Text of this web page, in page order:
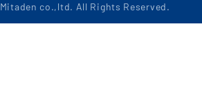
Mitaden co.,ltd. All Rights Reserved.